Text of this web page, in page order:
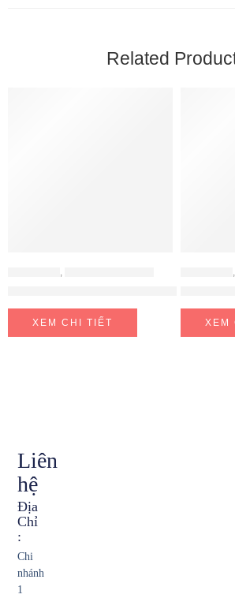
Related
XEM CHI TIẾT XEM
Liên
hệ
Địa
Chỉ
:
Chi
nhánh
1